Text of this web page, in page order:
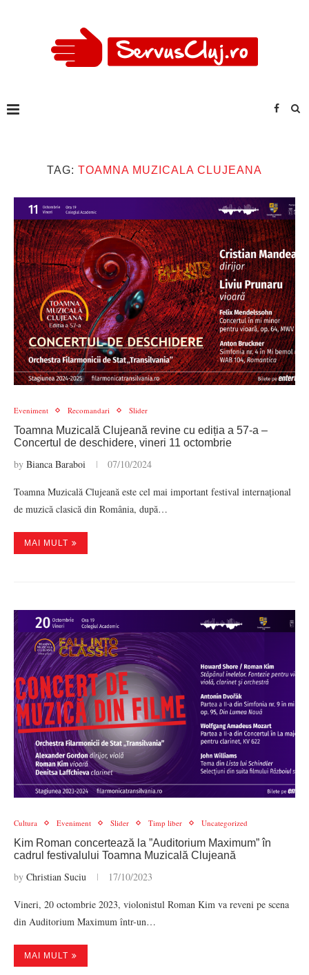
TAG: TOAMNA MUZICALA CLUJEANA
Eveniment Recomandari Slider
Toamna Muzicală Clujeană revine cu ediția a 57-a –
Concertul de deschidere, vineri 11 octombrie
by Bianca Baraboi 07/10/2024
Toamna Muzicală Clujeană este cel mai important festival internațional
de muzică clasică din România, după…
MAI MULT
Cultura Eveniment Slider Timp liber Uncategorized
Kim Roman concertează la ”Auditorium Maximum” în
cadrul festivalului Toamna Muzicală Clujeană
by Christian Suciu 17/10/2023
Vineri, 20 octombrie 2023, violonistul Roman Kim va reveni pe scena
din Auditorium Maximum într-un…
MAI MULT